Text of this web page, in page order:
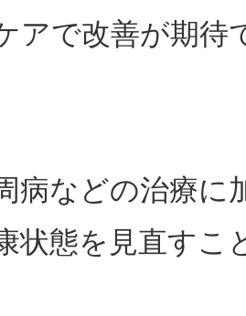
アで改善が期
病などの治療に
状態を見直すこ